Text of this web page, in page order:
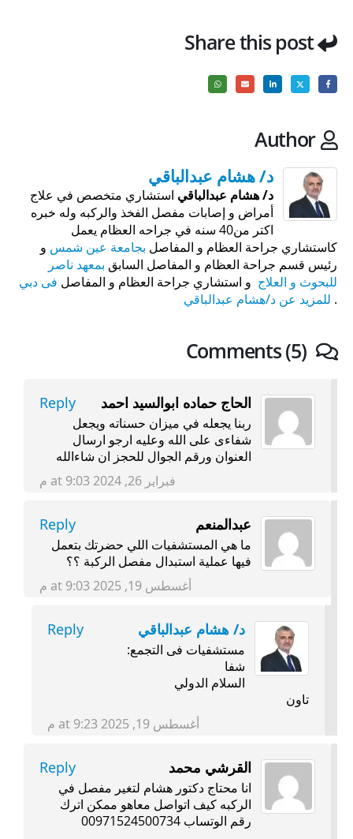
Share this post
Author
د/ هشام عبدالباقي
د/ هشام عبدالباقي استشاري متخصص في علاج
أمراض و إصابات مفصل الفخذ والركبه وله خبره
اكتر من40 سنه في جراحه العظام يعمل
كاستشاري جراحة العظام و المفاصل بجامعة عين شمس و
رئيس قسم جراحة العظام و المفاصل السابق بمعهد ناصر
للبحوث و العلاج و استشاري جراحة العظام و المفاصل فى دبي
. للمزيد عن د/هشام عبدالباقي
Comments (5)
الحاج حماده ابوالسيد احمد Reply
ربنا يجعله في ميزان حسناته ويجعل
شفاءى على الله وعليه ارجو ارسال
العنوان ورقم الجوال للحجز ان شاءالله
فبراير 26, 2024 at 9:03 م
عبدالمنعم Reply
ما هي المستشفيات اللي حضرتك بتعمل
فيها عملية استبدال مفصل الركبة ؟؟
أغسطس 19, 2025 at 9:03 م
د/ هشام عبدالباقي Reply
مستشفيات فى التجمع:
شفا
السلام الدولي
تاون
أغسطس 19, 2025 at 9:23 م
القرشي محمد Reply
انا محتاج دكتور هشام لتغير مفصل في
الركبه كيف اتواصل معاهو ممكن اترك
رقم الوتساب 00971524500734